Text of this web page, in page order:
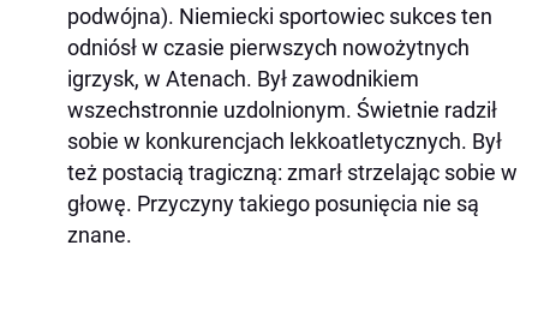
podwójna). Niemiecki sportowiec sukces ten
odniósł w czasie pierwszych nowożytnych
igrzysk, w Atenach. Był zawodnikiem
wszechstronnie uzdolnionym. Świetnie radził
sobie w konkurencjach lekkoatletycznych. Był
też postacią tragiczną: zmarł strzelając sobie w
głowę. Przyczyny takiego posunięcia nie są
znane.